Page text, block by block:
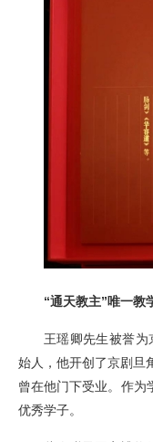
“通天教主”唯一教
王瑶卿先生被誉为
始人，他开创了京剧旦
曾在他门下受业。作为
优秀学子。